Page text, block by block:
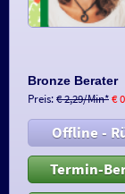
Bronze Berater
Preis:€ 2,29/Min*€
Offline -
Termin-